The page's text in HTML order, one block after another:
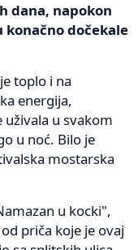
dana, napokon
konačno dočekale
toplo i na
energija,
u svakom
u noć. Bilo je
mostarska
u kocki",
priča koje je ovaj